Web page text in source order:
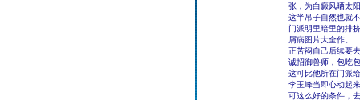
张，为白癜风晒太
这半吊子自然也就
门派明里暗里的排
屑病图片大全作。
正苦闷自己后续要
诚招御兽师，包吃
这可比他所在门派
李玉峰当即心动起
可这么好的条件，